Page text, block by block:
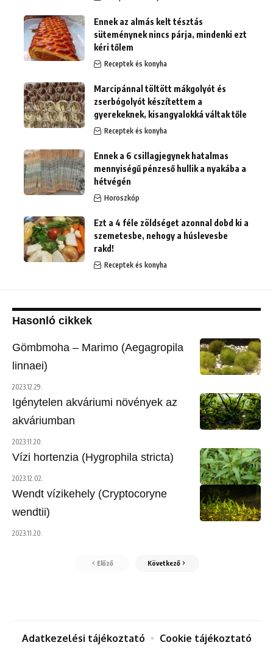
Ennek az almás kelt tésztás
süteménynek nincs párja, mindenki ezt
kéri tőlem
Receptek és konyha
Marcipánnal töltött mákgolyót és
zserbógolyót készítettem a
gyerekeknek, kisangyalokká váltak tőle
Receptek és konyha
Ennek a 6 csillagjegynek hatalmas
mennyiségű pénzeső hullik a nyakába a
hétvégén
Horoszkóp
Ezt a 4 féle zöldséget azonnal dobd ki a
szemetesbe, nehogy a húslevesbe
rakd!
Receptek és konyha
Hasonló cikkek
Gömbmoha – Marimo (Aegagropila
linnaei)
2023.12.29.
Igénytelen akváriumi növények az
akváriumban
2023.11.20.
Vízi hortenzia (Hygrophila stricta)
2023.12.02.
Wendt vízikehely (Cryptocoryne
wendtii)
2023.11.20.
Előző Következő
Adatkezelési tájékoztató Cookie tájékoztató